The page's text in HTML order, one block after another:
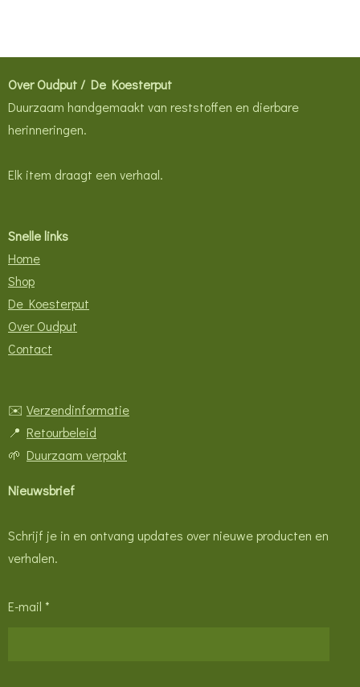
Over Oudput / De Koesterput
Duurzaam handgemaakt van reststoffen en dierbare
herinneringen.
Elk item draagt een verhaal.
Snelle links
Home
Shop
De Koesterput
Over Oudput
Contact
✉️ Verzendinformatie
📍 Retourbeleid
🌱 Duurzaam verpakt
Nieuwsbrief
Schrijf je in en ontvang updates over nieuwe producten en
verhalen.
E-mail *